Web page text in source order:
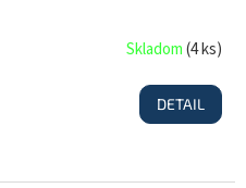
Skladom(4 ks)
DETAIL